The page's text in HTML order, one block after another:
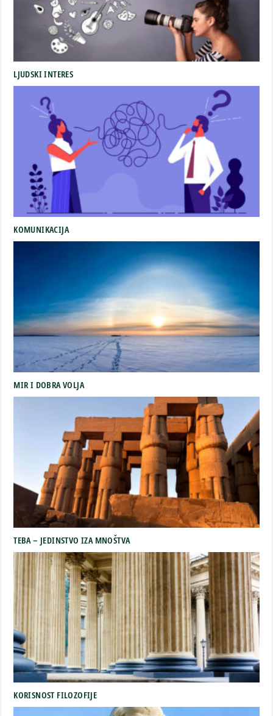
LJUDSKI INTERES
KOMUNIKACIJA
MIR I DOBRA VOLJA
TEBA – JEDINSTVO IZA MNOŠTVA
KORISNOST FILOZOFIJE